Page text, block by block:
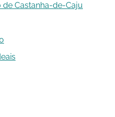
Castanha-de-Caju